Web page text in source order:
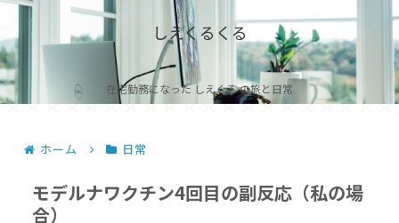
しえくるくる
在宅勤務になった しえくる の旅と日常
ホーム 日常
モデルナワクチン4回目の副反応（私の場
合）